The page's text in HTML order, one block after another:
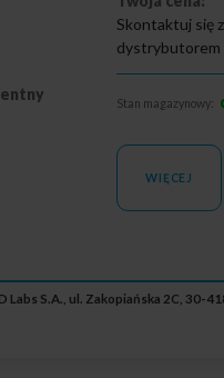
Skontaktuj się
dystrybutorem
Stan magazynowy:
WIĘCEJ
Labs S.A., ul. Zakopiańska 2C, 30-